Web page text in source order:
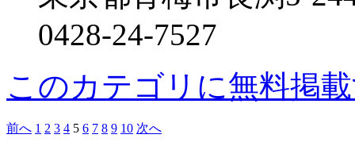
0428-24-7527
このカテゴリに無料掲
前へ 1 2 3 4 5 6 7 8 9 10 次へ